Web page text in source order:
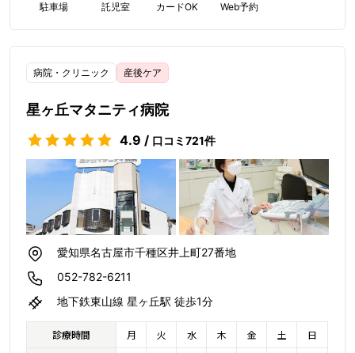
駐車場 託児室 カードOK Web予約
病院・クリニック 産後ケア
星ヶ丘マタニティ病院
4.9 / 口コミ 721件
愛知県名古屋市千種区井上町27番地
052-782-6211
地下鉄東山線 星ヶ丘駅 徒歩1分
診療時間 月 火 水 木 金 土
日